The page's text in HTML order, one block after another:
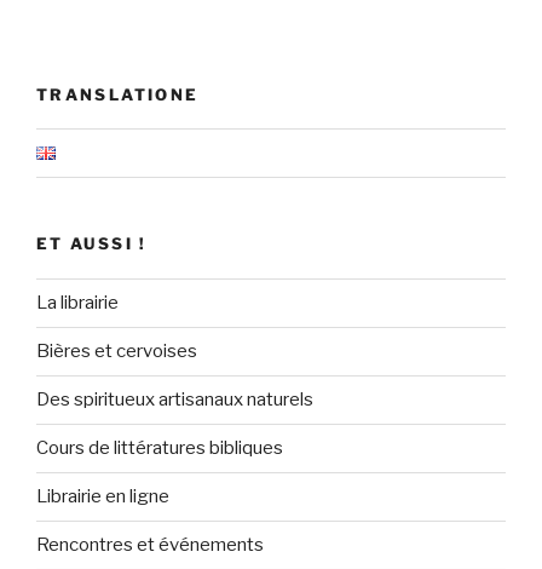
TRANSLATIONE
ET AUSSI !
La librairie
Bières et cervoises
Des spiritueux artisanaux naturels
Cours de littératures bibliques
Librairie en ligne
Rencontres et événements